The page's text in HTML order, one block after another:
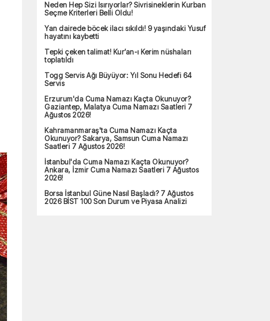
Neden Hep Sizi Isırıyorlar? Sivrisineklerin Kurban
Seçme Kriterleri Belli Oldu!
Yan dairede böcek ilacı sıkıldı! 9 yaşındaki Yusuf
hayatını kaybetti
Tepki çeken talimat! Kur’an-ı Kerim nüshaları
toplatıldı
Togg Servis Ağı Büyüyor: Yıl Sonu Hedefi 64
Servis
Erzurum'da Cuma Namazı Kaçta Okunuyor?
Gaziantep, Malatya Cuma Namazı Saatleri 7
Ağustos 2026!
Kahramanmaraş'ta Cuma Namazı Kaçta
Okunuyor? Sakarya, Samsun Cuma Namazı
Saatleri 7 Ağustos 2026!
İstanbul'da Cuma Namazı Kaçta Okunuyor?
Ankara, İzmir Cuma Namazı Saatleri 7 Ağustos
2026!
Borsa İstanbul Güne Nasıl Başladı? 7 Ağustos
2026 BİST 100 Son Durum ve Piyasa Analizi